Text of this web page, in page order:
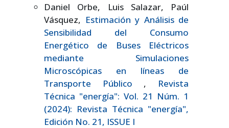
Daniel Orbe, Luis Salazar, Paúl
Vásquez, Estimación y Análisis de
Sensibilidad del Consumo
Energético de Buses Eléctricos
mediante Simulaciones
Microscópicas en líneas de
Transporte Público , Revista
Técnica "energía": Vol. 21 Núm. 1
(2024): Revista Técnica "energía",
Edición No. 21, ISSUE I